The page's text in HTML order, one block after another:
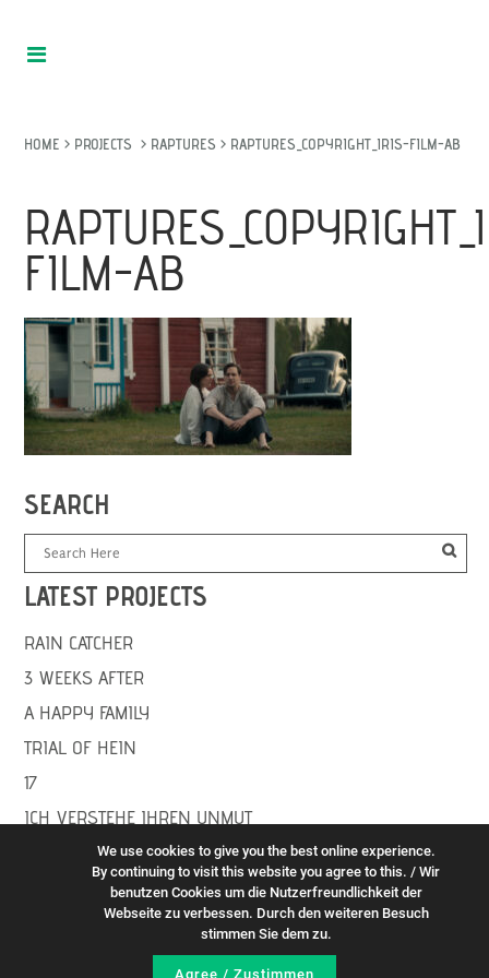
We use cookies to give you the best online experience.
By continuing to visit this website you agree to this. / Wir
benutzen Cookies um die Nutzerfreundlichkeit der
Webseite zu verbessen. Durch den weiteren Besuch
stimmen Sie dem zu.
Agree / Zustimmen
HOME > PROJECTS > RAPTURES > RAPTURES_COPYRIGHT_IRIS-FILM-AB
FILM-AB
SEARCH
LATEST PROJECTS
RAIN CATCHER
3 WEEKS AFTER
A HAPPY FAMILY
TRIAL OF HEIN
17
ICH VERSTEHE IHREN UNMUT
PROJECTS ARCHIVE
© 2018 MARIJANA HARDER. ALLE RECHTE VORBEHALTEN./ ALL